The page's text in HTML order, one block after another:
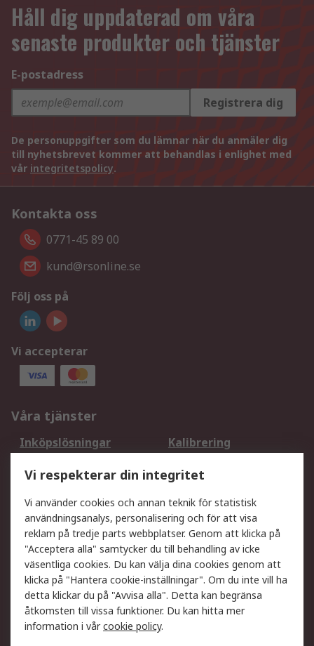
Håll dig uppdaterad om våra
senaste produkter och tjänster
E-postadress
Registrera dig
De personuppgifter som du lämnar när du anmäler dig
till nyhetsbrevet kommer att behandlas i enlighet med
vår integritetspolicy.
Kontakta oss
0771-45 89 00
kund@rsonline.se
Följ oss på
Vi accepterar
Våra tjänster
Inköpslösningar
Kalibrering
DesignSpark
Teknisk Support
Ditt lokala säljteam
Exportlösningar
Support
Få hjälp
Retur av varor
Leverans
Spåra din order
Begär en fakturakopi
Fördelar med RS-konto
Betalningsalternativ
Vi respekterar din integritet
Vi använder cookies och annan teknik för statistisk
användningsanalys, personalisering och för att visa
reklam på tredje parts webbplatser. Genom att klicka på
"Acceptera alla" samtycker du till behandling av icke
väsentliga cookies. Du kan välja dina cookies genom att
klicka på "Hantera cookie-inställningar". Om du inte vill ha
detta klickar du på "Avvisa alla". Detta kan begränsa
åtkomsten till vissa funktioner. Du kan hitta mer
information i vårcookie policy.